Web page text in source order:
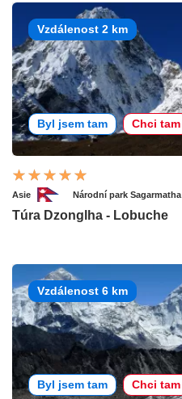
Vzdálenost 2 km
Byl jsem tam Chci tam
Asie Národní park Sagarmatha
Túra Dzonglha - Lobuche
Vzdálenost 6 km
Byl jsem tam Chci tam